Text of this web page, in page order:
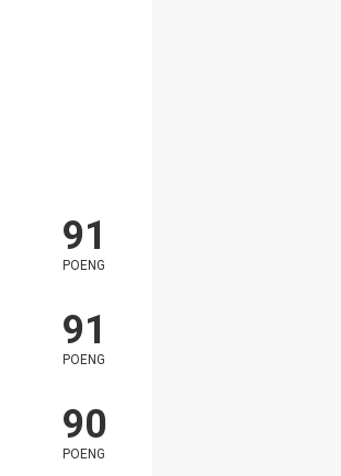
91
POENG
91
POENG
90
POENG